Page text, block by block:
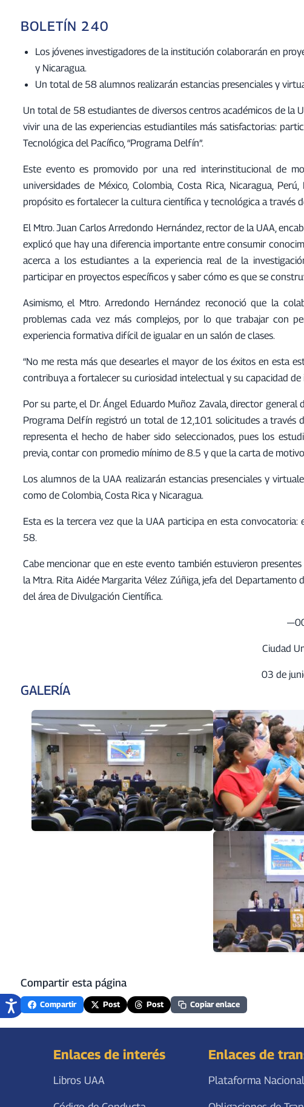
BOLETÍN 240
Los jóvenes investigadores de la institución colaborarán en
y Nicaragua.
Un total de 58 alumnos realizarán estancias presenciales y
Un total de 58 estudiantes de diversos centros académicos de la
vivir una de las experiencias estudiantiles más satisfactorias:
Tecnológica del Pacífico, “Programa Delfín”.
Este evento es promovido por una red interinstitucional de
universidades de México, Colombia, Costa Rica, Nicaragua,
propósito es fortalecer la cultura científica y tecnológica a través
El Mtro. Juan Carlos Arredondo Hernández, rector de la UAA,
explicó que hay una diferencia importante entre consumir
acerca a los estudiantes a la experiencia real de la
participar en proyectos específicos y saber cómo es que se
Asimismo, el Mtro. Arredondo Hernández reconoció que la
problemas cada vez más complejos, por lo que trabajar con
experiencia formativa difícil de igualar en un salón de clases.
“No me resta más que desearles el mayor de los éxitos en esta
contribuya a fortalecer su curiosidad intelectual y su capacidad de
Por su parte, el Dr. Ángel Eduardo Muñoz Zavala, director
Programa Delfín registró un total de 12,101 solicitudes a través
representa el hecho de haber sido seleccionados, pues los
previa, contar con promedio mínimo de 8.5 y que la carta de
Los alumnos de la UAA realizarán estancias presenciales y
como de Colombia, Costa Rica y Nicaragua.
Esta es la tercera vez que la UAA participa en esta
58.
Cabe mencionar que en este evento también estuvieron
la Mtra. Rita Aidée Margarita Vélez Zúñiga, jefa del
del área de Divulgación Científica.
Ciudad
03 de
GALERÍA
Compartir esta página
Compartir Post Post Copiar enlace
Enlaces de interés
Libros UAA
Enlaces de
Plataforma